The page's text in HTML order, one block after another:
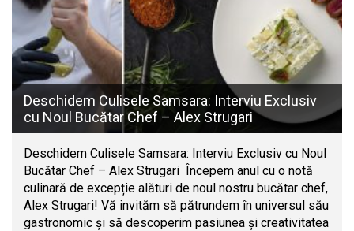
Deschidem Culisele Samsara: Interviu Exclusiv
cu Noul Bucătar Chef – Alex Strugari
Deschidem Culisele Samsara: Interviu Exclusiv cu Noul
Bucătar Chef – Alex Strugari Începem anul cu o notă
culinară de excepție alături de noul nostru bucătar chef,
Alex Strugari! Vă invităm să pătrundem în universul său
gastronomic și să descoperim pasiunea și creativitatea